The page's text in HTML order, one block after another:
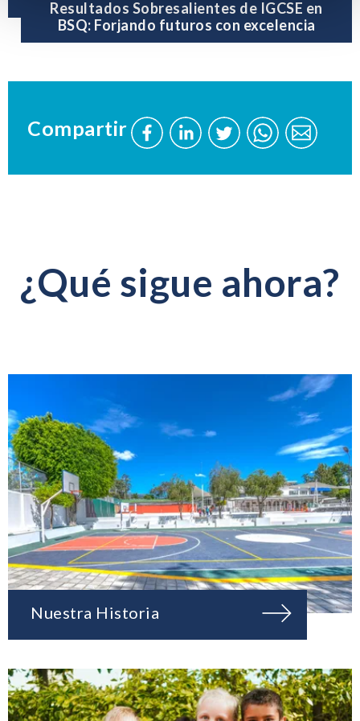
Resultados Sobresalientes de IGCSE en
BSQ: Forjando futuros con excelencia
Compartir
esta esta esta este
WhatsApp
este
¿Qué sigue ahora?
Nuestra Historia